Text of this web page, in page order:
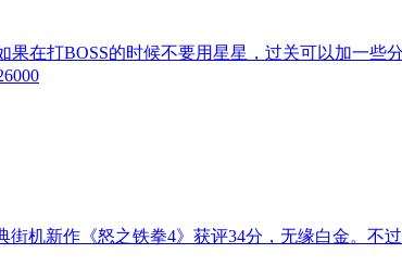
在打BOSS的时候不要用星星，过关可以加一些
机新作《怒之铁拳4》获评34分，无缘白金。不